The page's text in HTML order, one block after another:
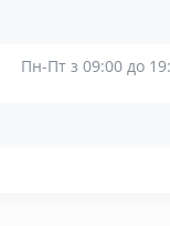
Пн-Пт з 09:00 до